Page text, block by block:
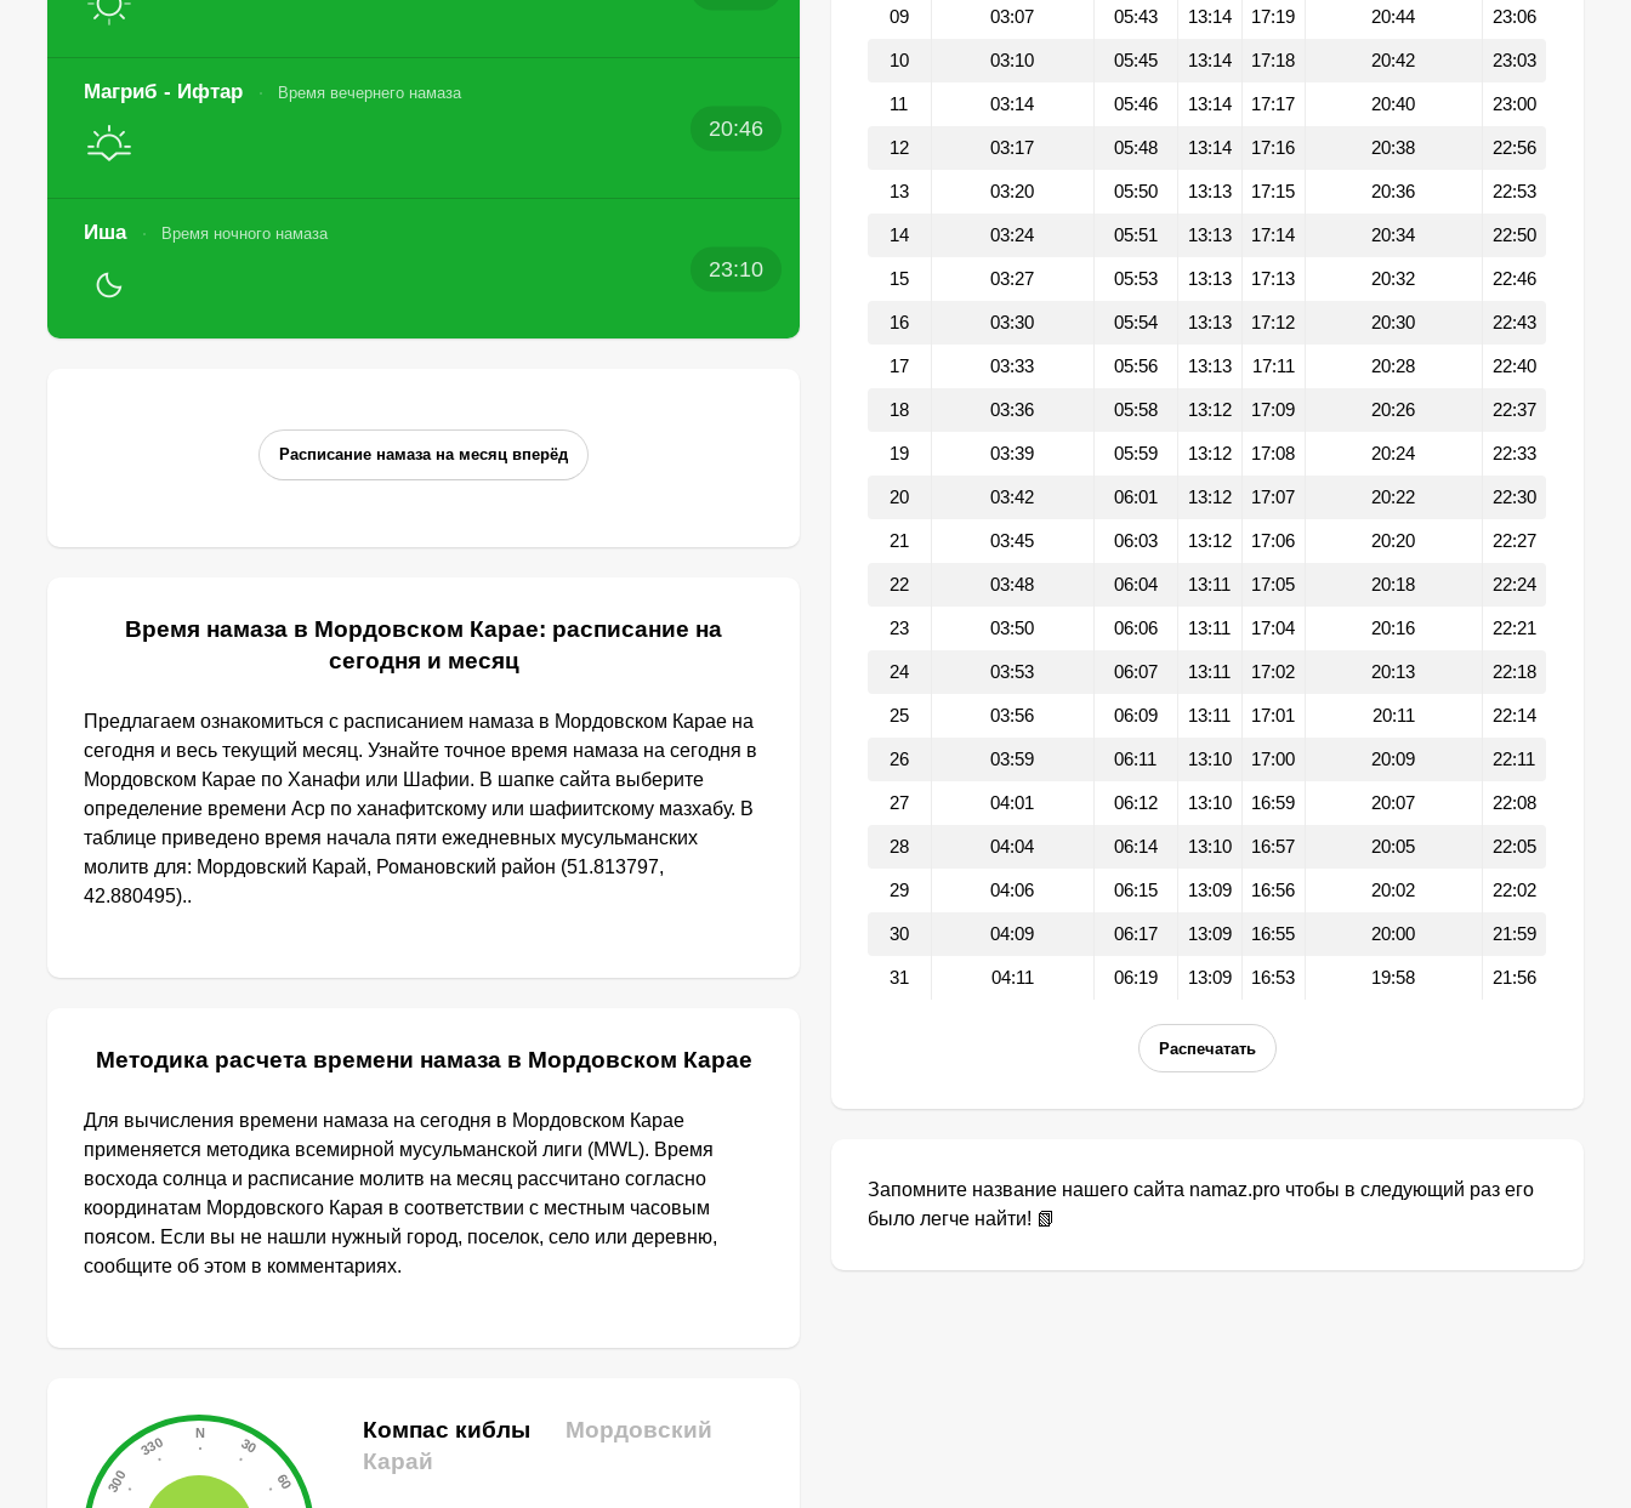
Магриб - Ифтар Время вечернего намаза
20:46
Иша Время ночного намаза
23:10
Расписание намаза на месяц вперёд
Время намаза в Мордовском Карае: расписание на
сегодня и месяц
Предлагаем ознакомиться с расписанием намаза в Мордовском Карае на
сегодня и весь текущий месяц. Узнайте точное время намаза на сегодня в
Мордовском Карае по Ханафи или Шафии. В шапке сайта выберите
определение времени Аср по ханафитскому или шафиитскому мазхабу. В
таблице приведено время начала пяти ежедневных мусульманских
молитв для: Мордовский Карай, Романовский район (51.813797,
42.880495)..
Методика расчета времени намаза в Мордовском Карае
Для вычисления времени намаза на сегодня в Мордовском Карае
применяется методика всемирной мусульманской лиги (MWL). Время
восхода солнца и расписание молитв на месяц рассчитано согласно
координатам Мордовского Карая в соответствии с местным часовым
поясом. Если вы не нашли нужный город, поселок, село или деревню,
сообщите об этом в комментариях.
Компас киблы
Мордовский
Карай
09 03:07 05:43 13:14 17:19 20:44 23:06
10 03:10 05:45 13:14 17:18 20:42 23:03
11 03:14 05:46 13:14 17:17 20:40 23:00
12 03:17 05:48 13:14 17:16 20:38 22:56
13 03:20 05:50 13:13 17:15 20:36 22:53
14 03:24 05:51 13:13 17:14 20:34 22:50
15 03:27 05:53 13:13 17:13 20:32 22:46
16 03:30 05:54 13:13 17:12 20:30 22:43
17 03:33 05:56 13:13 17:11 20:28 22:40
18 03:36 05:58 13:12 17:09 20:26 22:37
19 03:39 05:59 13:12 17:08 20:24 22:33
20 03:42 06:01 13:12 17:07 20:22 22:30
21 03:45 06:03 13:12 17:06 20:20 22:27
22 03:48 06:04 13:11 17:05 20:18 22:24
23 03:50 06:06 13:11 17:04 20:16 22:21
24 03:53 06:07 13:11 17:02 20:13 22:18
25 03:56 06:09 13:11 17:01 20:11 22:14
26 03:59 06:11 13:10 17:00 20:09 22:11
27 04:01 06:12 13:10 16:59 20:07 22:08
28 04:04 06:14 13:10 16:57 20:05 22:05
29 04:06 06:15 13:09 16:56 20:02 22:02
30 04:09 06:17 13:09 16:55 20:00 21:59
31 04:11 06:19 13:09 16:53 19:58 21:56
Распечатать
Запомните название нашего сайта namaz.pro чтобы в следующий раз его
было легче найти! 📗